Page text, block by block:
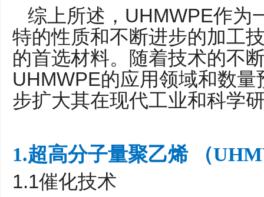
综上所述， UHMWPE作为
特的性质和不断进步的加工
的首选材料。随着技术的不
UHMWPE的应用领域和数
步扩大其在现代工业和科学
1.超高分子量聚乙烯 （
1.1催化技术